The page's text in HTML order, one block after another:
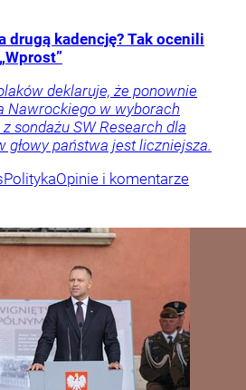
drugą kadencję? Tak ocenili
deklaruje, że ponownie
Nawrockiego w wyborach
sondażu SW Research dla
głowy państwa jest liczniejsza.
PolitykaOpinie i komentarze